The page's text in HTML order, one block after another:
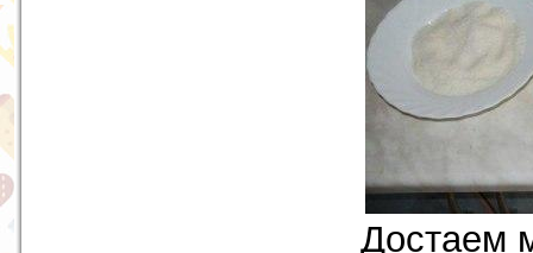
Достаем